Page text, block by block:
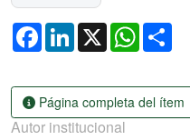
FacebookLinkedIn
X WhatsApp
Página completa del ítem
Autor institucional